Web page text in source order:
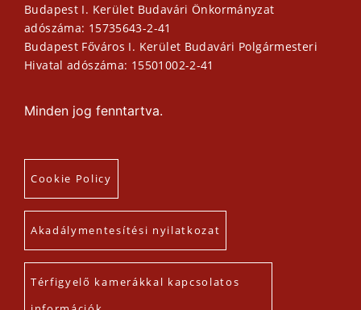
Budapest I. Kerület Budavári Önkormányzat
adószáma: 15735643-2-41
Budapest Főváros I. Kerület Budavári Polgármesteri
Hivatal adószáma: 15501002-2-41
Minden jog fenntartva.
Cookie Policy
Akadálymentesítési nyilatkozat
Térfigyelő kamerákkal kapcsolatos